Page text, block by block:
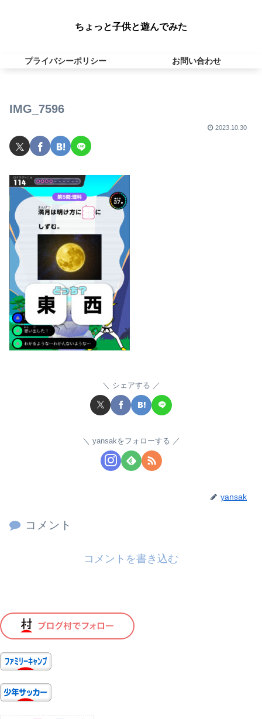
ちょっと子供と遊んでみた
プライバシーポリシー お問い合わせ
IMG_7596
2023.10.30
シェアする
yansakをフォローする
yansak
コメント
コメントを書き込む